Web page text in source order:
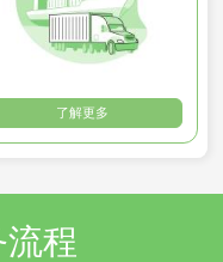
了解更多
程